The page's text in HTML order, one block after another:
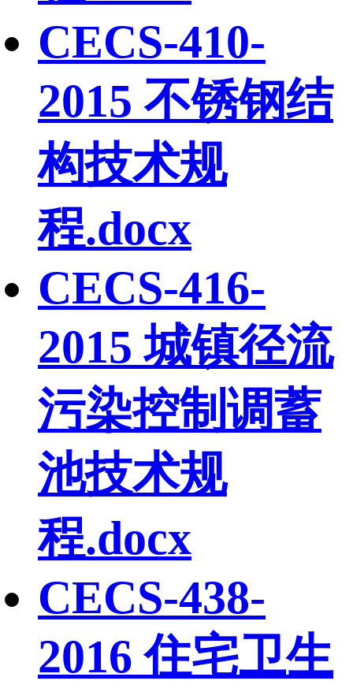
CECS-410-
2015 不锈钢结
构技术规
程.docx
CECS-416-
2015 城镇径流
污染控制调蓄
池技术规
程.docx
CECS-438-
2016 住宅卫生